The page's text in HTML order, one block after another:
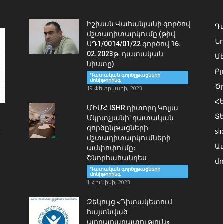
Իշխան Վահանյանի գործով
մշտադիտարկումը (թիվ
ՍԴ1/0014/01/22 գործով 16․
02․2023թ. դատական
նիստը)
Դատական գործըթացների
մոնիթորինգ
19 Փետրվարի, 2023
ՄԻՄՀ ISHR դիտորդ Կոլյա
Մկրտչյանի՝ դատական
գործընթացների
մշտադիտարկումների
ամփոփումը։
Շնորհահանդես
Դատական գործըթացների
մոնիթորինգ
1 Հունիսի, 2023
Զեկույց «Դիտակետում
հայտնված
արդարադատություն»